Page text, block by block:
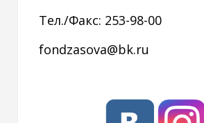
Тел./Факс: 253-98-00
fondzasova@bk.ru